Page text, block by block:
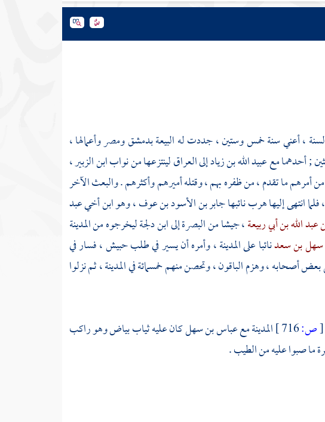
، أعني سنة خمس وستين ، جددت له البيعةبدمشقومصروأعمالها ،
; أحدهما مععبيد الله بن زيادإلىالعراقلينتزعها من نوابابن الزبير،
أمرهم ما تقدم ، من ظفره بهم ، وقتله أميرهم وأكثرهم . والبعث الآخر
انتهى إليها هرب نائبهاجابر بن الأسود بن عوف، وهو ابن أخيعبد
الله بن أبي ربيعة، جيشا منالبصرةإلىابن دلجةليخرجوه منالمدينة
بن سعدنائبا علىالمدينة، وأمره أن يسير في طلب حبيش ، فسار في
أصحابه ، وهزم الباقون ، وتحصن منهم خمسمائة فيالمدينة، ثم نزلوا
[ص: المدينةمععباس بن سهلكان عليه ثياب بياض وهو راكب
ما صبوا عليه من الطيب .